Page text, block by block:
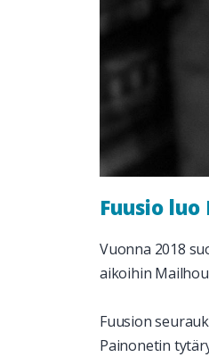
Fuusio
Vuonna 2018
aikoihin
Fuusion
Painonetin